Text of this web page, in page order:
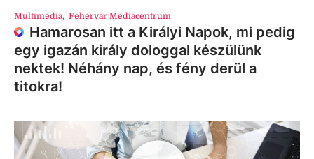
Multimédia, Fehérvár Médiacentrum
Hamarosan itt a Királyi Napok, mi pedig
egy igazán király dologgal készülünk
nektek! Néhány nap, és fény derül a
titokra!